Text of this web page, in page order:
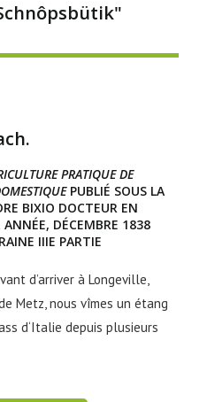
PRATIQUE DE
PUBLIÉ SOUS LA
BIXIO DOCTEUR EN
DÉCEMBRE 1838
IIIE PARTIE
d’arriver à Longeville,
Metz, nous vîmes un étang
d‘Italie depuis plusieurs